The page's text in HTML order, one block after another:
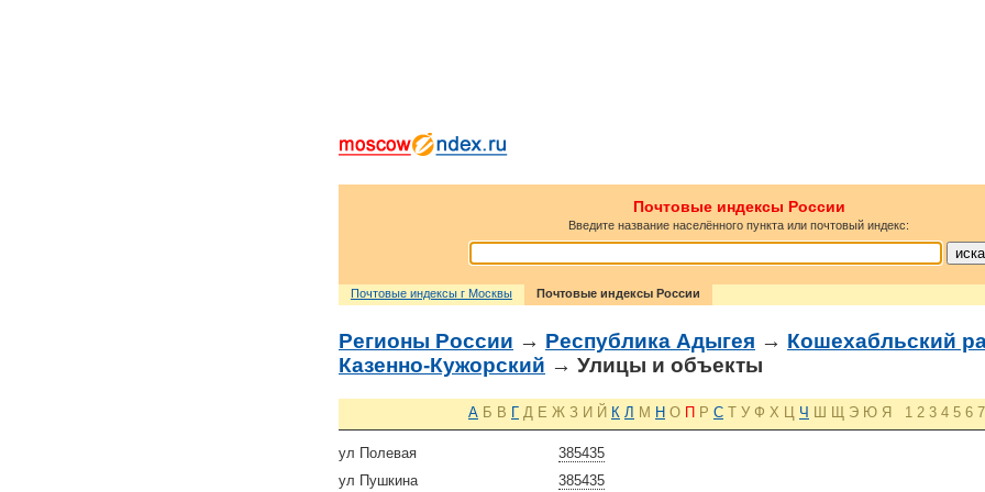
Почтовые индексы России
Введите название населённого пункта или почтовый индекс:
Почтовые индексы г Москвы Почтовые индексы России
Регионы России → Республика Адыгея → Кошехабльский
Казенно-Кужорский → Улицы и объекты
А Б В Г Д Е Ж З И Й К Л М Н О П Р С Т У Ф Х Ц Ч Ш Щ Э Ю Я 1 2 3 4 5 6 7
385435
ул Полевая
385435
ул Пушкина